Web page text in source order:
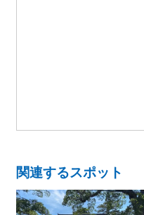
関連するスポット